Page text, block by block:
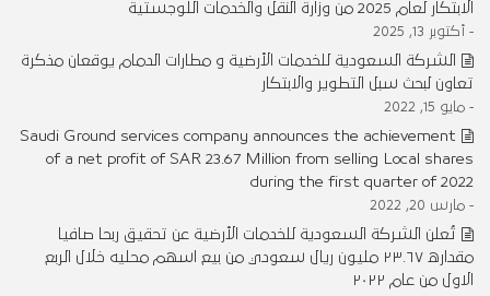
الابتكار لعام 2025 من وزارة النقل والخدمات اللوجستية
- أكتوبر 13, 2025
الشركة السعودية للخدمات الأرضية و مطارات الدمام يوقعان مذكرة
تعاون لبحث سبل التطوير والابتكار
- مايو 15, 2022
Saudi Ground services company announces the achievement
of a net profit of SAR 23.67 Million from selling Local shares
during the first quarter of 2022
- مارس 20, 2022
تُعلن الشركة السعودية للخدمات الأرضية عن تحقيق ربحا صافيا
مقداره ٢٣.٦٧ مليون ريال سعودي من بيع اسهم محليه خلال الربع
الاول من عام ٢٠٢٢